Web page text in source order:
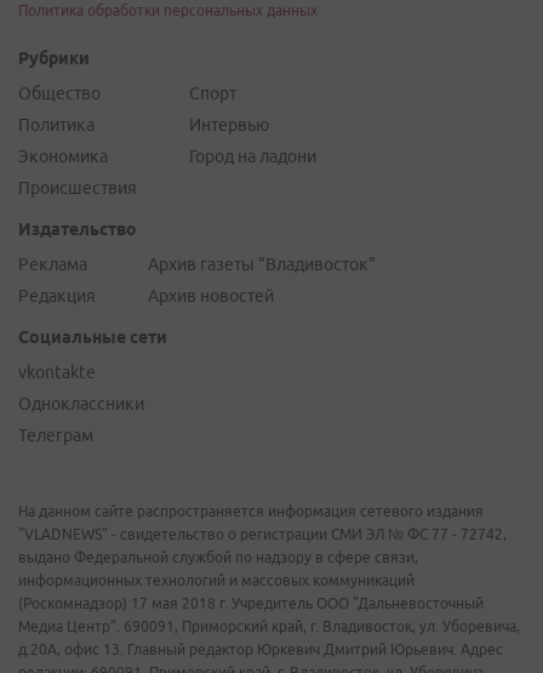
Политика обработки персональных данных
Рубрики
Общество
Политика
Экономика
Происшествия
Спорт
Интервью
Город на ладони
Издательство
Реклама
Редакция
Архив газеты "Владивосток"
Архив новостей
Социальные сети
vkontakte
Одноклассники
Телеграм
На данном сайте распространяется информация сетевого издания
"VLADNEWS" - свидетельство о регистрации СМИ ЭЛ № ФС 77 - 72742,
выдано Федеральной службой по надзору в сфере связи,
информационных технологий и массовых коммуникаций
(Роскомнадзор) 17 мая 2018 г. Учредитель ООО "Дальневосточный
Медиа Центр". 690091, Приморский край, г. Владивосток, ул. Уборевича,
д.20А, офис 13. Главный редактор Юркевич Дмитрий Юрьевич. Адрес